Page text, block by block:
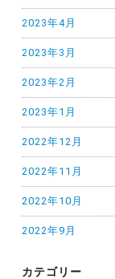
2023年4月
2023年3月
2023年2月
2023年1月
2022年12月
2022年11月
2022年10月
2022年9月
カテゴリー